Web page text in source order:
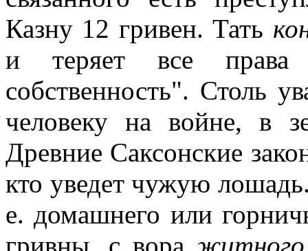
Казну 12 гривен. Тать
и теряет все права
собственность". Столь
человеку на войне, в
Древние Саксонские
кто уведет чужую
е. домашнего или